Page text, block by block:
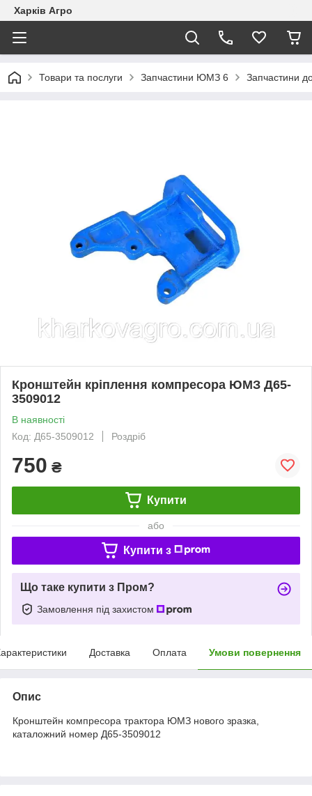
Харків Агро
Товари та послуги Запчастини ЮМЗ 6 Запчастини
Кронштейн кріплення компресора ЮМЗ Д65-
3509012
В наявності
Код: Д65-3509012
Роздріб
750 ₴
Купити
або
Купити з
Що таке купити з Пром?
Замовлення під захистом
Доставка Оплата Умови повернення
Опис
Кронштейн компресора трактора ЮМЗ нового зразка,
каталожний номер Д65-3509012